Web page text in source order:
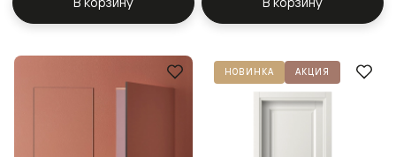
НОВИНКА АКЦИЯ